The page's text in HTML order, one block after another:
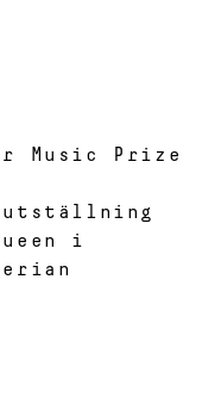
Music Prize
i